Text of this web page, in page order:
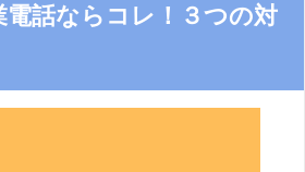
電話ならコレ！３つの対